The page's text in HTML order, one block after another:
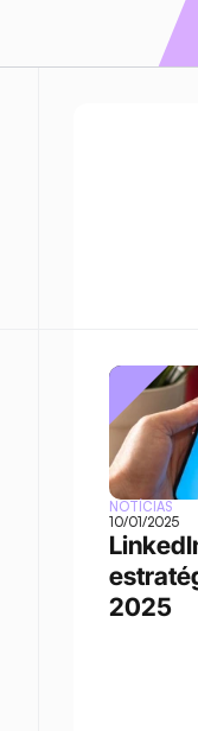
NOTÍCIAS
10/01/2025
2025